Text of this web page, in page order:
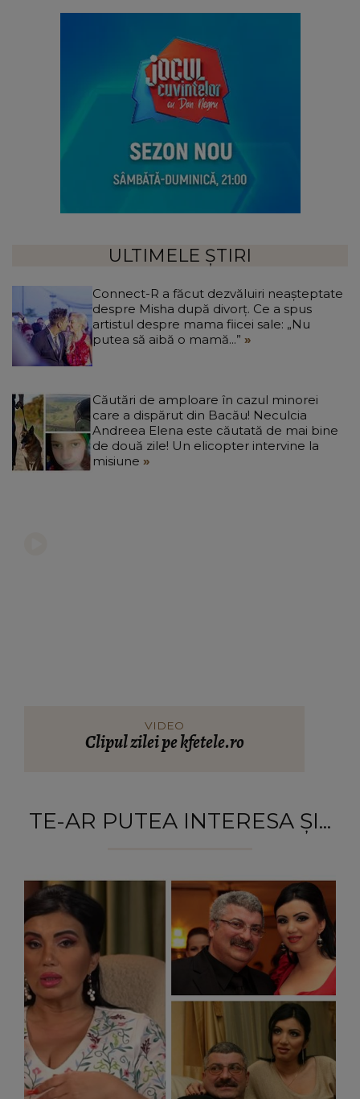
ULTIMELE ȘTIRI
Connect-R a făcut dezvăluiri neașteptate
despre Misha după divorț. Ce a spus
artistul despre mama fiicei sale: „Nu
putea să aibă o mamă...”
Căutări de amploare în cazul minorei
care a dispărut din Bacău! Neculcia
Andreea Elena este căutată de mai bine
de două zile! Un elicopter intervine la
misiune
VIDEO
Clipul zilei pe kfetele.ro
TE-AR PUTEA INTERESA ȘI...